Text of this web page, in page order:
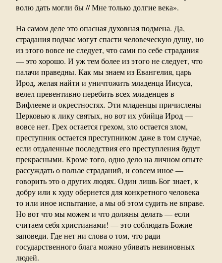
волю дать могли бы // Мне только долгие века».
На самом деле это опасная духовная подмена. Да,
страдания подчас могут спасти человеческую душу, но
из этого вовсе не следует, что сами по себе страдания
— это хорошо. И уж тем более из этого не следует, что
палачи праведны. Как мы знаем из Евангелия, царь
Ирод, желая найти и уничтожить младенца Иисуса,
велел превентивно перебить всех младенцев в
Вифлееме и окрестностях. Эти младенцы причислены
Церковью к лику святых, но вот их убийца Ирод —
вовсе нет. Грех остается грехом, зло остается злом,
преступник остается преступником даже в том случае,
если отдаленные последствия его преступления будут
прекрасными. Кроме того, одно дело на личном опыте
рассуждать о пользе страданий, и совсем иное —
говорить это о других людях. Один лишь Бог знает, к
добру или к худу обернется для конкретного человека
то или иное испытание, а мы об этом судить не вправе.
Но вот что мы можем и что должны делать — если
считаем себя христианами! — это соблюдать Божие
заповеди. Где нет ни слова о том, что ради
государственного блага можно убивать невиновных
людей.